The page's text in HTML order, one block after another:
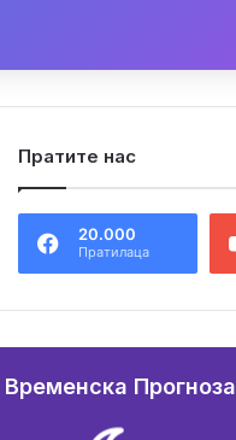
Пратите нас
20.000
Пратилаца
Временска Прогноза